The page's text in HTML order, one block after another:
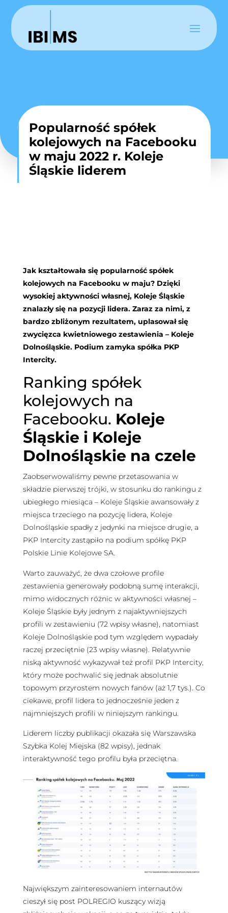
Popularność spółek
kolejowych na Facebooku
w maju 2022 r. Koleje
Śląskie liderem
Jak kształtowała się popularność spółek
kolejowych na Facebooku w maju? Dzięki
wysokiej aktywności własnej, Koleje Śląskie
znalazły się na pozycji lidera. Zaraz za nimi, z
bardzo zbliżonym rezultatem, uplasował się
zwycięzca kwietniowego zestawienia – Koleje
Dolnośląskie. Podium zamyka spółka PKP
Intercity.
Ranking spółek
kolejowych na
Facebooku. Koleje
Śląskie i Koleje
Dolnośląskie na czele
Zaobserwowaliśmy pewne przetasowania w
składzie pierwszej trójki, w stosunku do rankingu z
ubiegłego miesiąca – Koleje Śląskie awansowały z
miejsca trzeciego na pozycję lidera, Koleje
Dolnośląskie spadły z jedynki na miejsce drugie, a
PKP Intercity zastąpiło na podium spółkę PKP
Polskie Linie Kolejowe SA.
Warto zauważyć, że dwa czołowe profile
zestawienia generowały podobną sumę interakcji,
mimo widocznych różnic w aktywności własnej –
Koleje Śląskie były jednym z najaktywniejszych
profili w zestawieniu (72 wpisy własne), natomiast
Koleje Dolnośląskie pod tym względem wypadały
raczej przeciętnie (23 wpisy własne). Relatywnie
niską aktywność wykazywał też profil PKP Intercity,
który może pochwalić się jednak absolutnie
topowym przyrostem nowych fanów (aż 1,7 tys.). Co
ciekawe, profil lidera to jednocześnie jeden z
najmniejszych profili w niniejszym rankingu.
Liderem liczby publikacji okazała się Warszawska
Szybka Kolej Miejska (82 wpisy), jednak
interaktywność tego profilu była przeciętna.
Największym zainteresowaniem internautów
cieszył się post POLREGIO kuszący wizją